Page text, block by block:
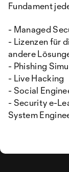
Fundament
- Managed
- Lizenzen für
andere
- Phishing
- Live Hacking
- Social
- Security e-
System